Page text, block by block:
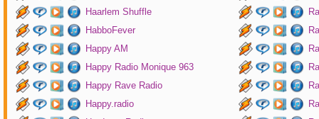
Haarlem Shuffle
HabboFever
Happy AM
Happy Radio Monique 963
Happy Rave Radio
Happy.radio